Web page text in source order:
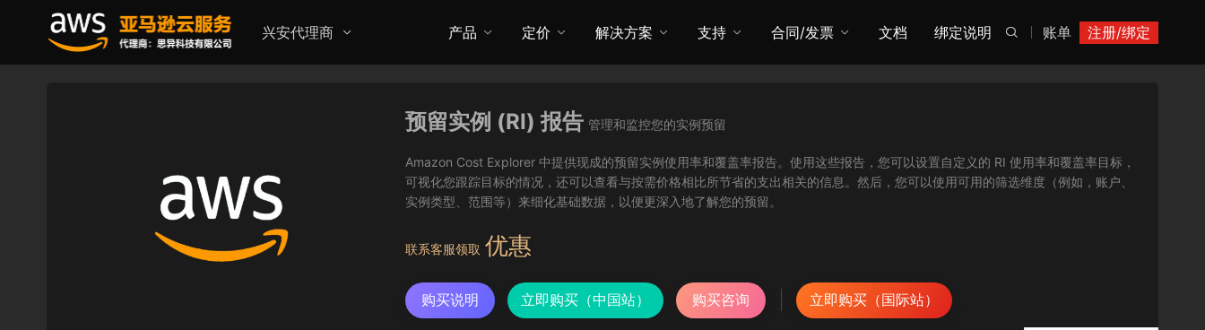
兴安代理商 账单 注册/绑定

产品 定价 解决方案 支持 合同/发票 文档 绑定说明
预留实例 (RI) 报告 管理和监控您的实例预留
Amazon Cost Explorer 中提供现成的预留实例使用率和覆盖率报告。使用这些报告，您可以设置自定义的 RI 使用率和覆盖率目标，
可视化您跟踪目标的情况，还可以查看与按需价格相比所节省的支出相关的信息。然后，您可以使用可用的筛选维度（例如，账户、
实例类型、范围等）来细化基础数据，以便更深入地了解您的预留。
联系客服领取 优惠
购买说明 立即购买（中国站） 购买咨询 立即购买（国际站）